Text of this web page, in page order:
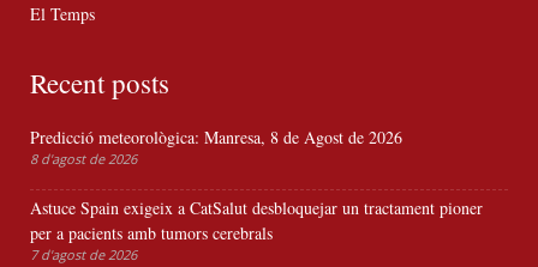
El Temps
Recent posts
Predicció meteorològica: Manresa, 8 de Agost de 2026
8 d'agost de 2026
Astuce Spain exigeix a CatSalut desbloquejar un tractament pioner
per a pacients amb tumors cerebrals
7 d'agost de 2026